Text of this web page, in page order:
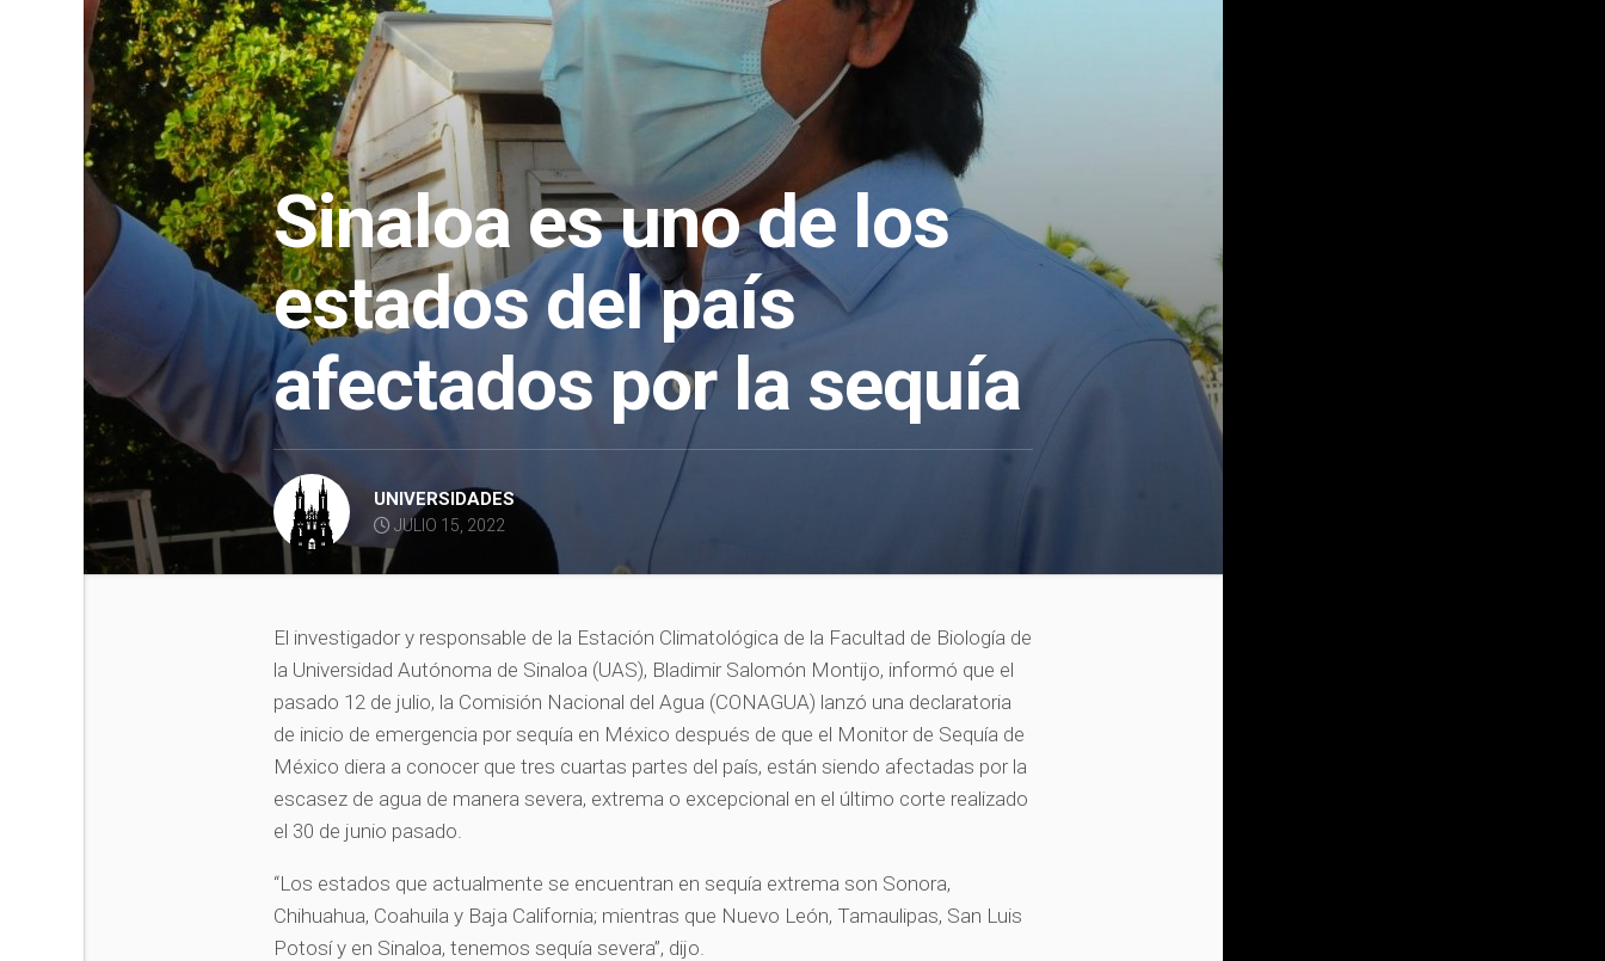
Sinaloa es uno de los
estados del país
afectados por la sequía
UNIVERSIDADES
JULIO 15, 2022
El investigador y responsable de la Estación Climatológica de la Facultad de Biología de
la Universidad Autónoma de Sinaloa (UAS), Bladimir Salomón Montijo, informó que el
pasado 12 de julio, la Comisión Nacional del Agua (CONAGUA) lanzó una declaratoria
de inicio de emergencia por sequía en México después de que el Monitor de Sequía de
México diera a conocer que tres cuartas partes del país, están siendo afectadas por la
escasez de agua de manera severa, extrema o excepcional en el último corte realizado
el 30 de junio pasado.
“Los estados que actualmente se encuentran en sequía extrema son Sonora,
Chihuahua, Coahuila y Baja California; mientras que Nuevo León, Tamaulipas, San Luis
Potosí y en Sinaloa, tenemos sequía severa”, dijo.